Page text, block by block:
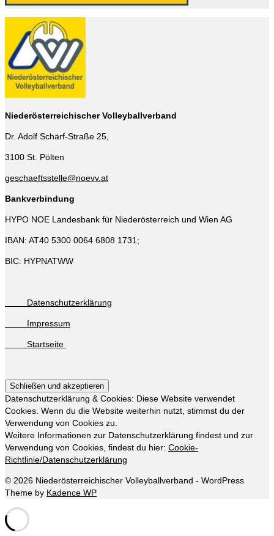
Niederösterreichischer Volleyballverband
Dr. Adolf Schärf-Straße 25,
3100 St. Pölten
geschaeftsstelle@noevv.at
Bankverbindung
HYPO NOE Landesbank für Niederösterreich und Wien AG
IBAN: AT40 5300 0064 6808 1731;
BIC: HYPNATWW
Datenschutzerklärung
Impressum
Startseite
Datenschutzerklärung & Cookies: Diese Website verwendet
Cookies. Wenn du die Website weiterhin nutzt, stimmst du der
Verwendung von Cookies zu.
Weitere Informationen zur Datenschutzerklärung findest und zur
Verwendung von Cookies, findest du hier: Cookie-
Richtlinie/Datenschutzerklärung
© 2026 Niederösterreichischer Volleyballverband - WordPress
Theme by Kadence WP